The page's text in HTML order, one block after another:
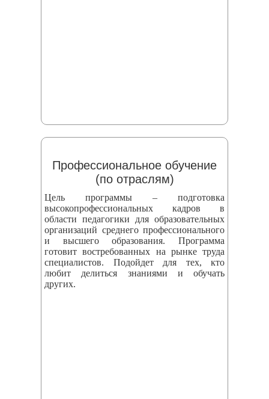
Профессиональное обучение
(по отраслям)
Цель программы – подготовка
высокопрофессиональных кадров в
области педагогики для образовательных
организаций среднего профессионального
и высшего образования. Программа
готовит востребованных на рынке труда
специалистов. Подойдет для тех, кто
любит делиться знаниями и обучать
других.